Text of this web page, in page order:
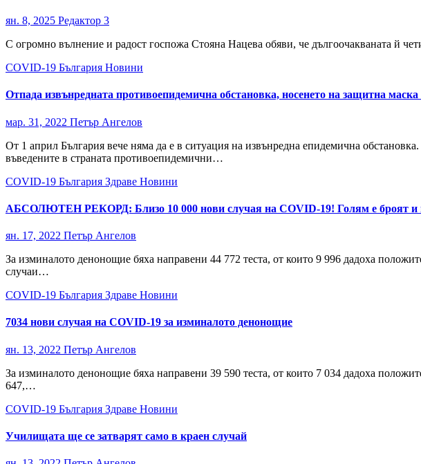
ян. 8, 2025 Редактор 3
С огромно вълнение и радост госпожа Стояна Нацева обяви, че дългоочакваната й
COVID-19 България Новини
Отпада извънредната противоепидемична обстановка, носенето на защитна
мар. 31, 2022 Петър Ангелов
От 1 април България вече няма да е в ситуация на извънредна епидемична
въведените в страната противоепидемични…
COVID-19 България Здраве Новини
АБСОЛЮТЕН РЕКОРД: Близо 10 000 нови случая на COVID-19! Голям е броят и
ян. 17, 2022 Петър Ангелов
За изминалото денонощие бяха направени 44 772 теста, от които 9 996 дадоха
случаи…
COVID-19 България Здраве Новини
7034 нови случая на COVID-19 за изминалото денонощие
ян. 13, 2022 Петър Ангелов
За изминалото денонощие бяха направени 39 590 теста, от които 7 034 дадоха
647,…
COVID-19 България Здраве Новини
Училищата ще се затварят само в краен случай